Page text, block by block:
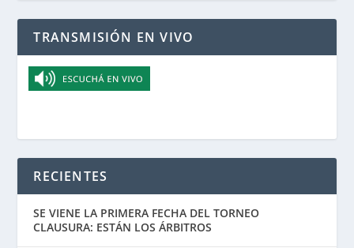
TRANSMISIÓN EN VIVO
RECIENTES
SE VIENE LA PRIMERA FECHA DEL TORNEO
CLAUSURA: ESTÁN LOS ÁRBITROS